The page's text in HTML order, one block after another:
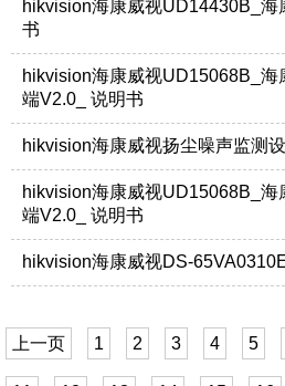
hikvision海康威视UD14430B_海
书
hikvision海康威视UD15068B_
端V2.0_ 说明书
hikvision海康威视扬尘噪声监测
hikvision海康威视UD15068B_
端V2.0_ 说明书
hikvision海康威视DS-
上一页 1 2 3 4 5